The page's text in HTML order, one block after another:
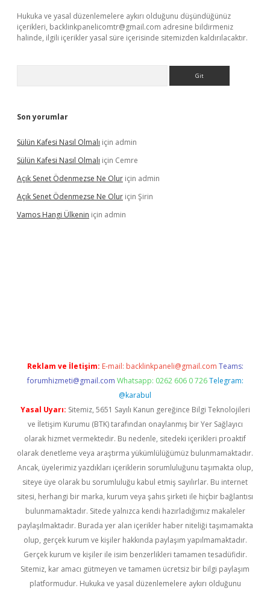
Hukuka ve yasal düzenlemelere aykırı olduğunu düşündüğünüz
içerikleri, backlinkpanelicomtr@gmail.com adresine bildirmeniz
halinde, ilgili içerikler yasal süre içerisinde sitemizden kaldırılacaktır.
Son yorumlar
Sülün Kafesi Nasıl Olmalı için admin
Sülün Kafesi Nasıl Olmalı için Cemre
Açık Senet Ödenmezse Ne Olur için admin
Açık Senet Ödenmezse Ne Olur için Şirin
Vamos Hangi Ülkenin için admin
Reklam ve İletişim: E-mail: backlinkpaneli@gmail.com Teams:
forumhizmeti@gmail.com Whatsapp: 0262 606 0 726 Telegram:
@karabul
Yasal Uyarı: Sitemiz, 5651 Sayılı Kanun gereğince Bilgi Teknolojileri
ve İletişim Kurumu (BTK) tarafından onaylanmış bir Yer Sağlayıcı
olarak hizmet vermektedir. Bu nedenle, sitedeki içerikleri proaktif
olarak denetleme veya araştırma yükümlülüğümüz bulunmamaktadır.
Ancak, üyelerimiz yazdıkları içeriklerin sorumluluğunu taşımakta olup,
siteye üye olarak bu sorumluluğu kabul etmiş sayılırlar. Bu internet
sitesi, herhangi bir marka, kurum veya şahıs şirketi ile hiçbir bağlantısı
bulunmamaktadır. Sitede yalnızca kendi hazırladığımız makaleler
paylaşılmaktadır. Burada yer alan içerikler haber niteliği taşımamakta
olup, gerçek kurum ve kişiler hakkında paylaşım yapılmamaktadır.
Gerçek kurum ve kişiler ile isim benzerlikleri tamamen tesadüfidir.
Sitemiz, kar amacı gütmeyen ve tamamen ücretsiz bir bilgi paylaşım
platformudur. Hukuka ve yasal düzenlemelere aykırı olduğunu